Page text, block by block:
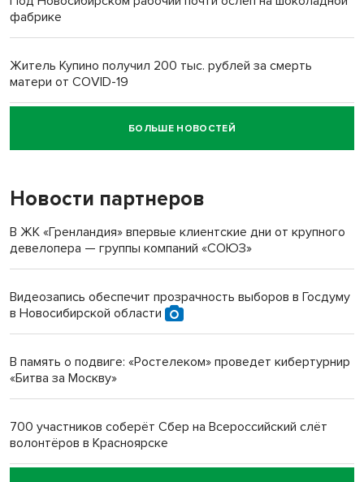
фабрике
Житель Купино получил 200 тыс. рублей за смерть
матери от COVID-19
Новосибирский суд наказал водителя за смерть
пенсионерки на вокзале
«Мы живём на пастбище!»: в новосибирском селе лошади
терроризируют жителей
Новосибирский преподаватель с женой вошли в топ-16
БОЛЬШЕ НОВОСТЕЙ
Новости партнеров
В ЖК «Гренландия» впервые клиентские дни от крупного
девелопера — группы компаний «СОЮЗ»
Видеозапись обеспечит прозрачность выборов в Госдуму
в Новосибирской области
В память о подвиге: «Ростелеком» проведет кибертурнир
«Битва за Москву»
700 участников соберёт Сбер на Всероссийский слёт
волонтёров в Красноярске